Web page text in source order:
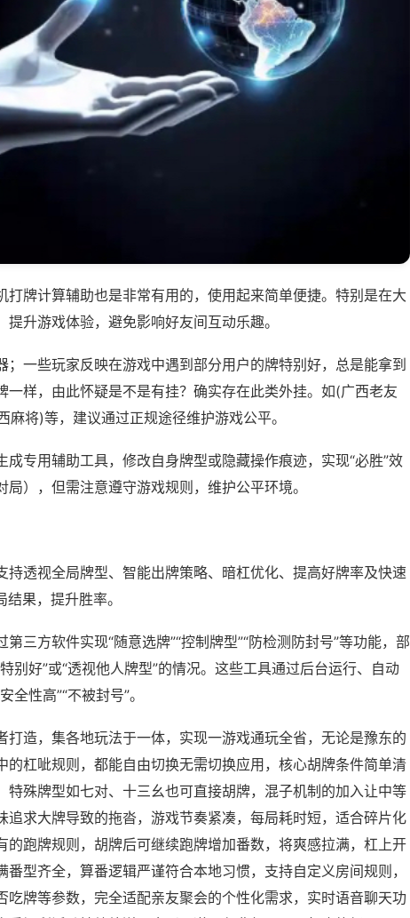
打牌计算辅助也是非常有用的，使用起来简单便捷。特别是在大
升游戏体验，避免影响好友间互动乐趣。
；一些玩家反映在游戏中遇到部分用户的牌特别好，总是能拿到
一样，由此怀疑是不是有挂？确实存在此类外挂。如(广西老友
将)等，建议通过正规途径维护游戏公平。
成专用辅助工具，修改自身牌型或隐藏操作痕迹，实现“必胜”效
），但需注意遵守游戏规则，维护公平环境。
持透视全局牌型、智能出牌策略、暗杠优化、提高好牌率及快速
果，提升胜率。
三方软件实现“随意选牌”“控制牌型”“防检测防封号”等功能，部
别好”或“透视他人牌型”的情况。这些工具通过后台运行、自动
性高”“不被封号”。
打造，集各地玩法于一体，实现一游戏通玩全省，无论是豫东的
的杠呲规则，都能自由切换无需切换应用，核心胡牌条件简单清
特殊牌型如七对、十三幺也可直接胡牌，混子机制的加入让中等
追求大牌导致的拖沓，游戏节奏紧凑，每局耗时短，适合碎片化
的跑牌规则，胡牌后可继续跑牌增加番数，将爽感拉满，杠上开
型齐全，算番逻辑严谨符合本地习惯，支持自定义房间规则，
吃牌等参数，完全适配亲友聚会的个性化需求，实时语音聊天功